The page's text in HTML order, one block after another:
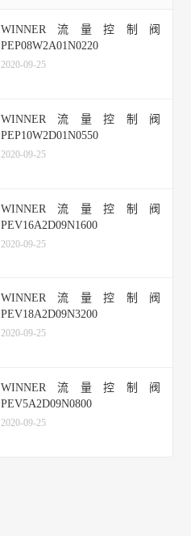
WINNER流量控制阀
PEP08W2A01N0220
2020-09-25
WINNER流量控制阀
PEP10W2D01N0550
2020-09-25
WINNER流量控制阀
PEV16A2D09N1600
2020-09-25
WINNER流量控制阀
PEV18A2D09N3200
2020-09-25
WINNER流量控制阀
PEV5A2D09N0800
2020-09-25